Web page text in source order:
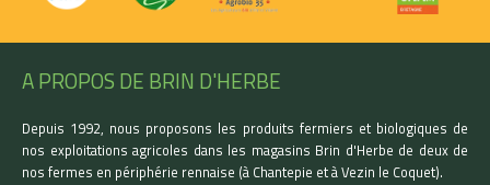
A PROPOS DE BRIN D'HERBE
Depuis 1992, nous proposons les produits fermiers et biologiques de
nos exploitations agricoles dans les magasins Brin d'Herbe de deux de
nos fermes en périphérie rennaise (à Chantepie et à Vezin le Coquet).